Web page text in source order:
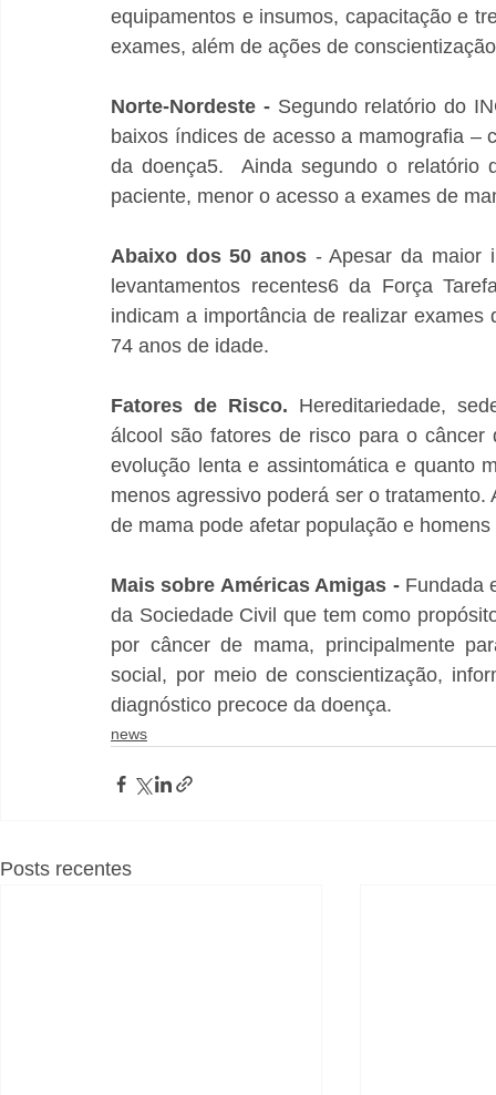
equipamentos e insumos, capacitação e
exames, além de ações de
Norte-Nordeste - Segundo relatório do
baixos índices de acesso a mamografia –
da doença5.  Ainda segundo o
paciente, menor o acesso a exames de
Abaixo dos 50 anos - Apesar da maior
levantamentos recentes6 da Força
indicam a importância de realizar
74 anos de idade.
Fatores de Risco. Hereditariedade,
álcool são fatores de risco para o
evolução lenta e assintomática e quanto
menos agressivo poderá ser o
de mama pode afetar população e homens
Mais sobre Américas Amigas - Fundada
da Sociedade Civil que tem como
por câncer de mama, principalmente
social, por meio de conscientização,
diagnóstico precoce da doença.
news
Posts recentes